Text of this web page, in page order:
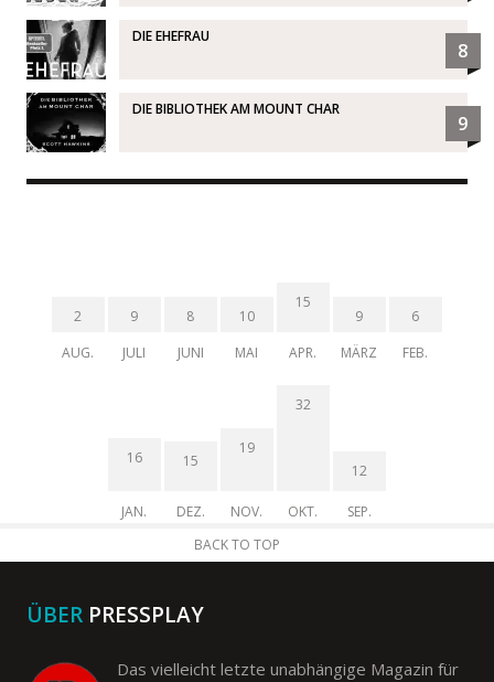
DIE EHEFRAU
8
DIE BIBLIOTHEK AM MOUNT CHAR
9
2
AUG.
9
JULI
8
JUNI
10
MAI
15
APR.
9
MÄRZ
6
FEB.
16
JAN.
15
DEZ.
19
NOV.
32
OKT.
12
SEP.
BACK TO TOP
ÜBER PRESSPLAY
Das vielleicht letzte unabhängige Magazin für